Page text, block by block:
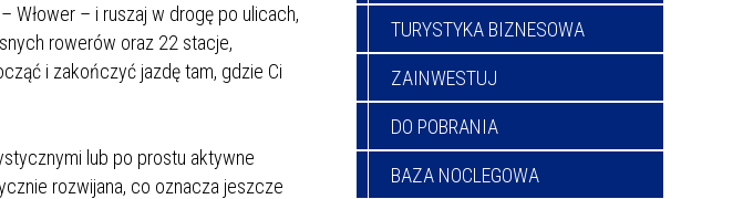
Włower – i ruszaj w drogę po ulicach,
rowerów oraz 22 stacje,
i zakończyć jazdę tam, gdzie Ci
lub po prostu aktywne
rozwijana, co oznacza jeszcze
TURYSTYKA BIZNESOWA
ZAINWESTUJ
DO POBRANIA
BAZA NOCLEGOWA